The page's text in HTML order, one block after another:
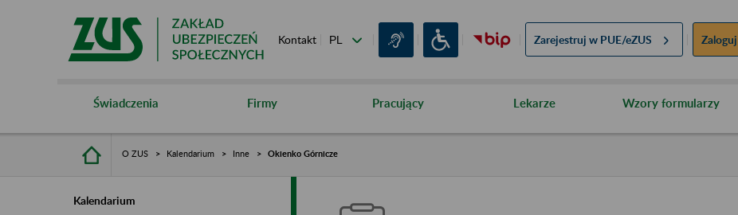
Kontakt Zarejestruj w PUE/eZUS
Świadczenia Firmy Pracujący Lekarze Wzory formularzy
O ZUS Kalendarium Inne Okienko Górnicze
Kalendarium